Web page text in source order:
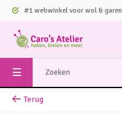
#1 webwinkel voor wol & garen
Terug